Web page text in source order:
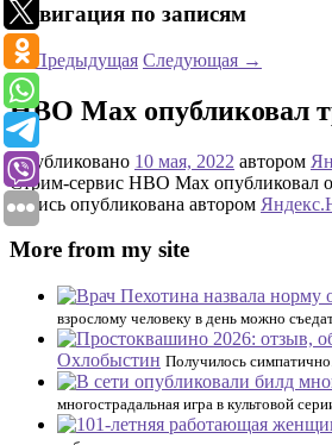
Навигация по записям
←Предыдущая Следующая →
HBO Max опубликовал
Опубликовано 10 мая, 2022 автором
Стрим-сервис HBO Max опубликовал
Запись опубликована автором
More from my site
взрослому человеку в день можно
Охлобыстин Получилось
многострадальная игра в культовой